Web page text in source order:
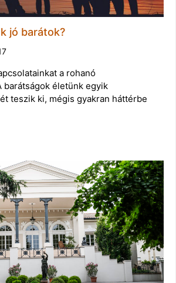
jó barátok?
a rohanó
barátságok életünk egyik
teszik ki, mégis gyakran háttérbe